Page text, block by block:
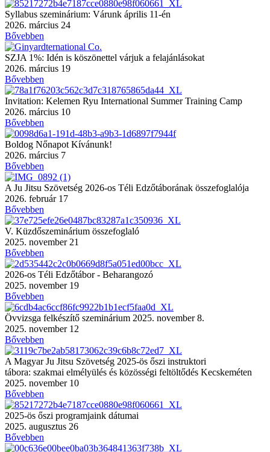
Syllabus szeminárium: Várunk április 11-én
2026. március 24
Bővebben
SZJA 1%: Idén is köszönettel várjuk a felajánlásokat
2026. március 19
Bővebben
Invitation: Kelemen Ryu International Summer Training Camp
2026. március 10
Bővebben
Boldog Nőnapot Kívánunk!
2026. március 7
Bővebben
A Ju Jitsu Szövetség 2026-os Téli Edzőtáborának összefoglalója
2026. február 17
Bővebben
V. Küzdőszeminárium összefoglaló
2025. november 21
Bővebben
2026-os Téli Edzőtábor - Beharangozó
2025. november 19
Bővebben
Övvizsga felkészítő szeminárium 2025. november 8.
2025. november 12
Bővebben
A Magyar Ju Jitsu Szövetség 2025-ös őszi instruktori
tábora: szakmai elmélyülés és közösségi feltöltődés Kecskeméten
2025. november 10
Bővebben
2025-ös őszi programjaink dátumai
2025. augusztus 26
Bővebben